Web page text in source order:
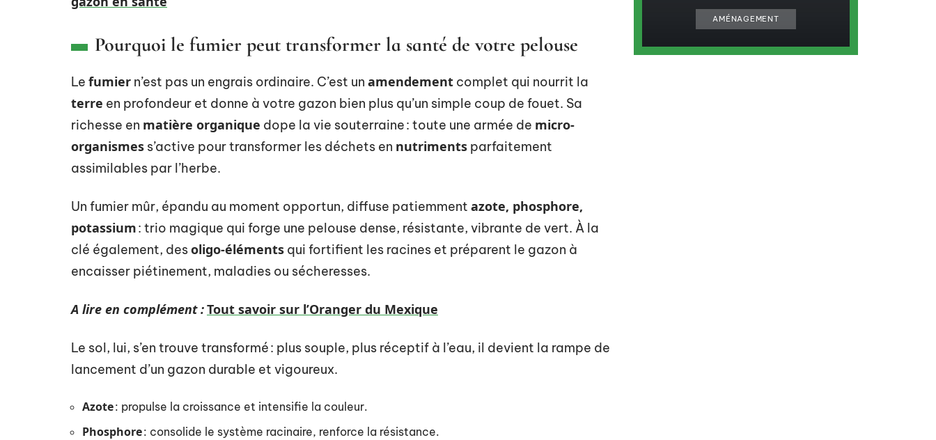
Pourquoi le fumier peut transformer la santé de votre pelouse
Le fumier n’est pas un engrais ordinaire. C’est un amendement complet qui nourrit la
terre en profondeur et donne à votre gazon bien plus qu’un simple coup de fouet. Sa
richesse en matière organique dope la vie souterraine : toute une armée de micro-
organismes s’active pour transformer les déchets en nutriments parfaitement
assimilables par l’herbe.
Un fumier mûr, épandu au moment opportun, diffuse patiemment azote, phosphore,
potassium: trio magique qui forge une pelouse dense, résistante, vibrante de vert. À la
clé également, desoligo-éléments qui fortifient les racines et préparent le gazon à
encaisser piétinement, maladies ou sécheresses.
A lire en complément :Tout savoir sur l’Oranger du Mexique
Le sol, lui, s’en trouve transformé : plus souple, plus réceptif à l’eau, il devient la rampe de
lancement d’un gazon durable et vigoureux.
Azote: propulse la croissance et intensifie la couleur.
Phosphore: consolide le système racinaire, renforce la résistance.
AMÉNAGEMENT